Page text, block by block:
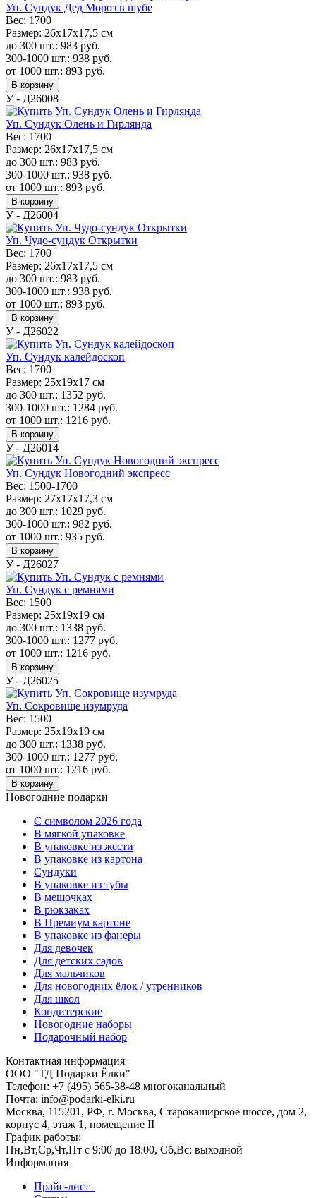
Уп. Сундук Дед Мороз в шубе
Вес: 1700
Размер: 26х17х17,5 см
до 300 шт.: 983 руб.
300-1000 шт.: 938 руб.
от 1000 шт.: 893 руб.
В корзину
У - Д26008
Уп. Сундук Олень и Гирлянда
Вес: 1700
Размер: 26х17х17,5 см
до 300 шт.: 983 руб.
300-1000 шт.: 938 руб.
от 1000 шт.: 893 руб.
В корзину
У - Д26004
Уп. Чудо-сундук Открытки
Вес: 1700
Размер: 26х17х17,5 см
до 300 шт.: 983 руб.
300-1000 шт.: 938 руб.
от 1000 шт.: 893 руб.
В корзину
У - Д26022
Уп. Сундук калейдоскоп
Вес: 1700
Размер: 25х19х17 см
до 300 шт.: 1352 руб.
300-1000 шт.: 1284 руб.
от 1000 шт.: 1216 руб.
В корзину
У - Д26014
Уп. Сундук Новогодний экспресс
Вес: 1500-1700
Размер: 27х17х17,3 см
до 300 шт.: 1029 руб.
300-1000 шт.: 982 руб.
от 1000 шт.: 935 руб.
В корзину
У - Д26027
Уп. Сундук с ремнями
Вес: 1500
Размер: 25х19х19 см
до 300 шт.: 1338 руб.
300-1000 шт.: 1277 руб.
от 1000 шт.: 1216 руб.
В корзину
У - Д26025
Уп. Сокровище изумруда
Вес: 1500
Размер: 25х19х19 см
до 300 шт.: 1338 руб.
300-1000 шт.: 1277 руб.
от 1000 шт.: 1216 руб.
В корзину
Новогодние подарки
C символом 2026 года
В мягкой упаковке
В упаковке из жести
В упаковке из картона
Сундуки
В упаковке из тубы
В мешочках
В рюкзаках
В Премиум картоне
В упаковке из фанеры
Для девочек
Для детских садов
Для мальчиков
Для новогодних ёлок / утренников
Для школ
Кондитерские
Новогодние наборы
Подарочный набор
Контактная информация
ООО "ТД Подарки Ёлки"
Телефон: +7 (495) 565-38-48 многоканальный
Почта: info@podarki-elki.ru
Москва, 115201, РФ, г. Москва, Старокаширское шоссе, дом 2,
корпус 4, этаж 1, помещение II
График работы:
Пн,Вт,Ср,Чт,Пт с 9:00 до 18:00, Сб,Вс: выходной
Информация
Прайс-лист